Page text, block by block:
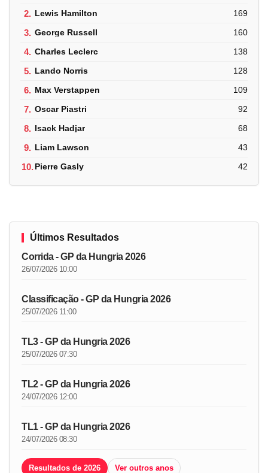
2. Lewis Hamilton 169
3. George Russell 160
4. Charles Leclerc 138
5. Lando Norris 128
6. Max Verstappen 109
7. Oscar Piastri 92
8. Isack Hadjar 68
9. Liam Lawson 43
10.Pierre Gasly 42
Últimos Resultados
Corrida - GP da Hungria 2026
26/07/2026 10:00
Classificação - GP da Hungria 2026
25/07/2026 11:00
TL3 - GP da Hungria 2026
25/07/2026 07:30
TL2 - GP da Hungria 2026
24/07/2026 12:00
TL1 - GP da Hungria 2026
24/07/2026 08:30
Resultados de 2026 Ver outros anos